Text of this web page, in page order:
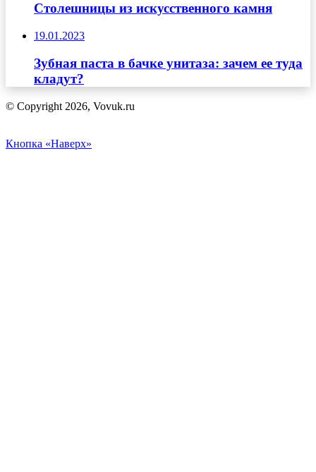
Столешницы из искусственного камня
19.01.2023
Зубная паста в бачке унитаза: зачем ее туда
кладут?
© Copyright 2026, Vovuk.ru
Кнопка «Наверх»